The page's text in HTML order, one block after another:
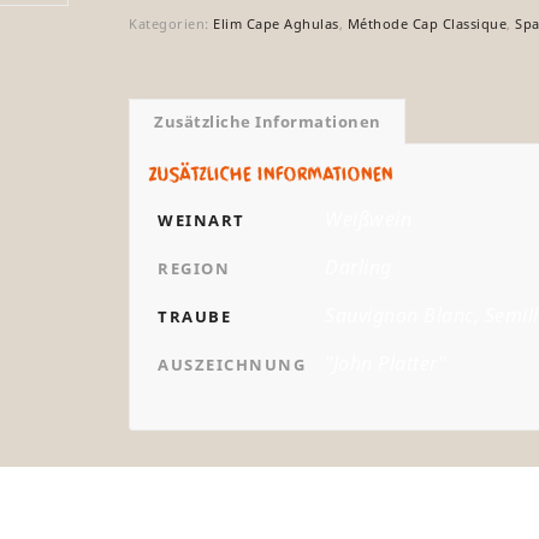
Kategorien: Elim Cape Aghulas Méthode Cap Classique ,
Zusätzliche Informationen
Zusätzliche Informationen
WEINART
REGION
TRAUBE
AUSZEICHNUNG